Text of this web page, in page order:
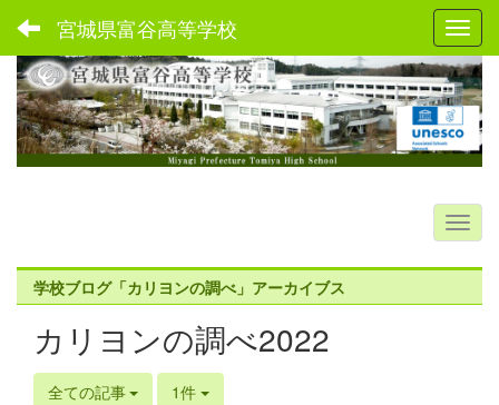
宮城県富谷高等学校
学校ブログ「カリヨンの調べ」アーカイブス
カリヨンの調べ2022
全ての記事 1件